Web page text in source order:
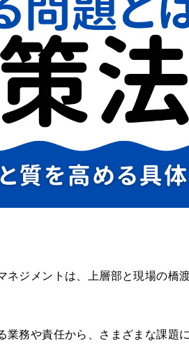
ネジメントは、上層部と現場の橋
業務や責任から、さまざまな課題